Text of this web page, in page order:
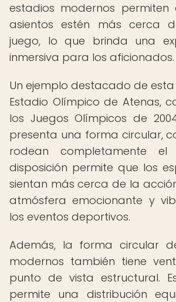
estadios modernos
asientos estén más cerca
juego, lo que brinda una
inmersiva para los aficionados.
Un ejemplo destacado de esta
Estadio Olímpico de Atenas,
los Juegos Olímpicos de
presenta una forma circular,
rodean completamente el
disposición permite que los
sientan más cerca de la
atmósfera emocionante y
los eventos deportivos.
Además, la forma circular
modernos también tiene
punto de vista estructural.
permite una distribución